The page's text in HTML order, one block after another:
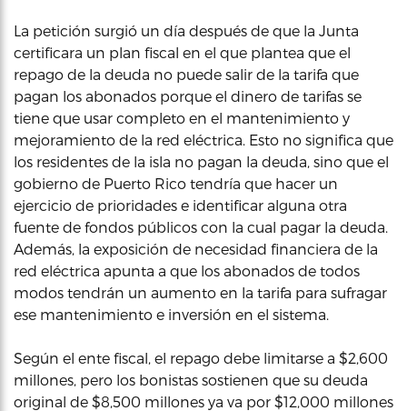
La petición surgió un día después de que la Junta
certificara un plan fiscal en el que plantea que el
repago de la deuda no puede salir de la tarifa que
pagan los abonados porque el dinero de tarifas se
tiene que usar completo en el mantenimiento y
mejoramiento de la red eléctrica. Esto no significa que
los residentes de la isla no pagan la deuda, sino que el
gobierno de Puerto Rico tendría que hacer un
ejercicio de prioridades e identificar alguna otra
fuente de fondos públicos con la cual pagar la deuda.
Además, la exposición de necesidad financiera de la
red eléctrica apunta a que los abonados de todos
modos tendrán un aumento en la tarifa para sufragar
ese mantenimiento e inversión en el sistema.
Según el ente fiscal, el repago debe limitarse a $2,600
millones, pero los bonistas sostienen que su deuda
original de $8,500 millones ya va por $12,000 millones